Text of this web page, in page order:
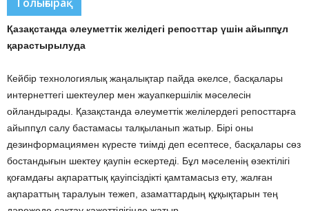
Қазақстанда әлеуметтік желідегі репосттар үшін айыппұл
қарастырылуда
Кейбір технологиялық жаңалықтар пайда әкелсе, басқалары
интернеттегі шектеулер мен жауапкершілік мәселесін
ойландырады. Қазақстанда әлеуметтік желілердегі репосттарға
айыппұл салу бастамасы талқыланып жатыр. Бірі оны
дезинформациямен күресте тиімді деп есептесе, басқалары сөз
бостандығын шектеу қаупін ескертеді. Бұл мәселенің өзектілігі
қоғамдағы ақпараттық қауіпсіздікті қамтамасыз ету, жалған
ақпараттың таралуын тежеп, азаматтардың құқықтарын тең